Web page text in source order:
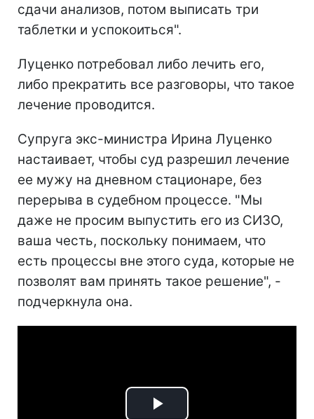
сдачи анализов, потом выписать три
таблетки и успокоиться".
Луценко потребовал либо лечить его,
либо прекратить все разговоры, что такое
лечение проводится.
Супруга экс-министра Ирина Луценко
настаивает, чтобы суд разрешил лечение
ее мужу на дневном стационаре, без
перерыва в судебном процессе. "Мы
даже не просим выпустить его из СИЗО,
ваша честь, поскольку понимаем, что
есть процессы вне этого суда, которые не
позволят вам принять такое решение", -
подчеркнула она.